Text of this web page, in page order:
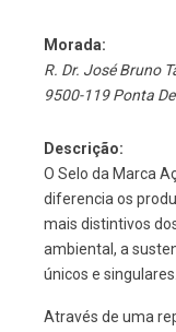
Morada:
R. Dr. José Bruno
9500-119 Ponta
Descrição:
O Selo da Marca
diferencia os
mais distintivos
ambiental, a
únicos e singulares.
Através de uma